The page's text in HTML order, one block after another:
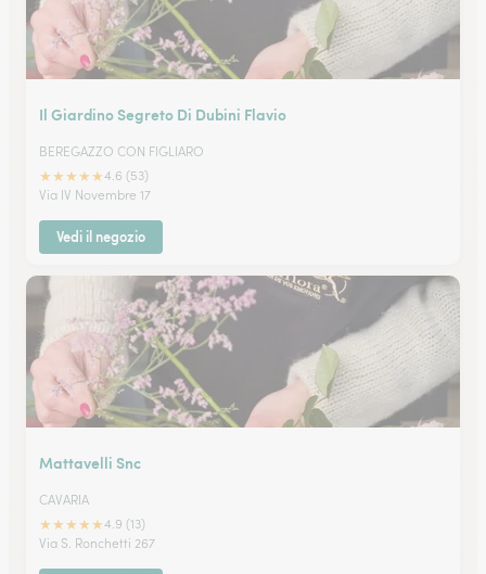
Il Giardino Segreto Di Dubini Flavio
BEREGAZZO CON FIGLIARO
★★★★★4.6 (53)
Via IV Novembre 17
Vedi il negozio
Mattavelli Snc
CAVARIA
★★★★★4.9 (13)
Via S. Ronchetti 267